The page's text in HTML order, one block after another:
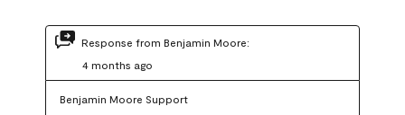
Response from Benjamin Moore:
4 months ago
Benjamin Moore Support